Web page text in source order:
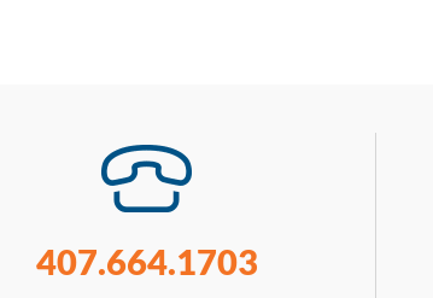
407.664.1703